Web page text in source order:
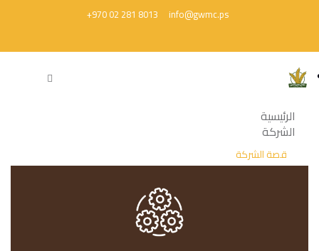
info@gwmc.ps
+970 02 281 8013
الرئيسية
الشركة
قصة الشركة